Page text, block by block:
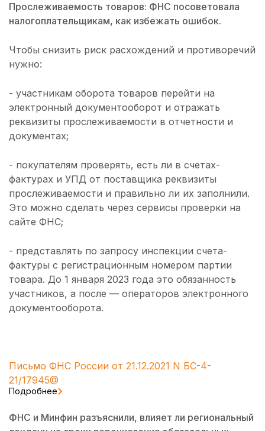
Прослеживаемость товаров: ФНС посоветовала
налогоплательщикам, как избежать ошибок.
Чтобы снизить риск расхождений и противоречий
нужно:
- участникам оборота товаров перейти на
электронный документооборот и отражать
реквизиты прослеживаемости в отчетности и
документах;
- покупателям проверять, есть ли в счетах-
фактурах и УПД от поставщика реквизиты
прослеживаемости и правильно ли их заполнили.
Это можно сделать через сервисы проверки на
сайте ФНС;
- представлять по запросу инспекции счета-
фактуры с регистрационным номером партии
товара. До 1 января 2023 года это обязанность
участников, а после — операторов электронного
документооборота.
Письмо ФНС России от 21.12.2021 N БС-4-
21/17945@
Подробнее
ФНС и Минфин разъяснили, влияет ли региональный